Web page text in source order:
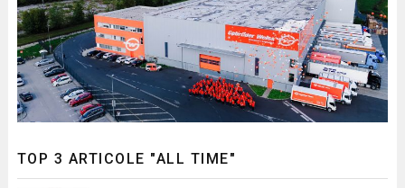
TOP 3 ARTICOLE "ALL TIME"